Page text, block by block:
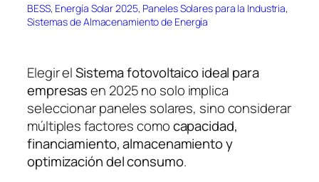
BESS, Energía Solar 2025, Paneles Solares para la Industria
Sistemas de Almacenamiento de Energía
Elegir elSistema fotovoltaico ideal para
empresasen 2025 no solo implica
seleccionar paneles solares, sino considerar
múltiples factores comocapacidad,
financiamiento, almacenamiento y
optimización del consumo.